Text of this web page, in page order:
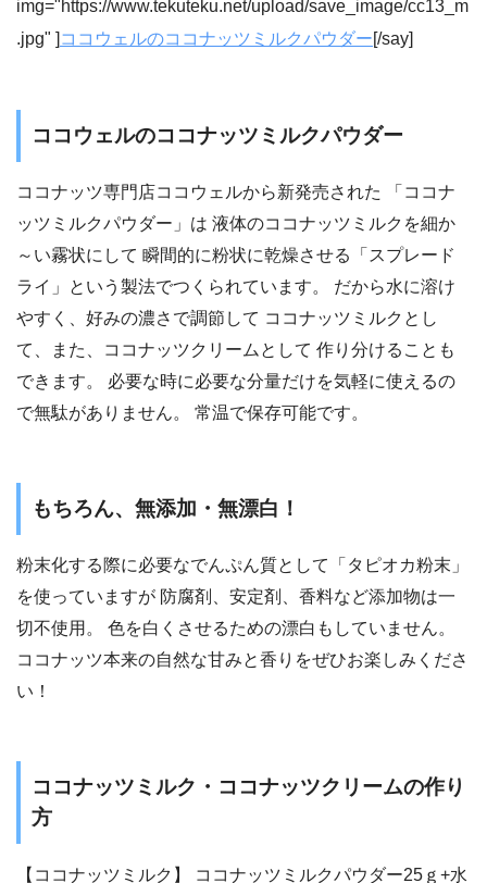
img="https://www.tekuteku.net/upload/save_image/cc13_m
.jpg" ] ココウェルのココナッツミルクパウダー[/say]
ココウェルのココナッツミルクパウダー
ココナッツ専門店ココウェルから新発売された 「ココナ
ッツミルクパウダー」は 液体のココナッツミルクを細か
～い霧状にして 瞬間的に粉状に乾燥させる「スプレード
ライ」という製法でつくられています。 だから水に溶け
やすく、好みの濃さで調節して ココナッツミルクとし
て、また、ココナッツクリームとして 作り分けることも
できます。 必要な時に必要な分量だけを気軽に使えるの
で無駄がありません。 常温で保存可能です。
もちろん、無添加・無漂白！
粉末化する際に必要なでんぷん質として「タピオカ粉末」
を使っていますが 防腐剤、安定剤、香料など添加物は一
切不使用。 色を白くさせるための漂白もしていません。
ココナッツ本来の自然な甘みと香りをぜひお楽しみくださ
い！
ココナッツミルク・ココナッツクリームの作り
方
【ココナッツミルク】 ココナッツミルクパウダー25ｇ+水